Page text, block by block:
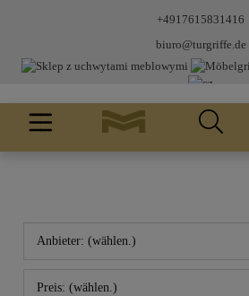
+4917615831416
biuro@turgriffe.de
Anbieter: (wählen.)
Preis: (wählen.)